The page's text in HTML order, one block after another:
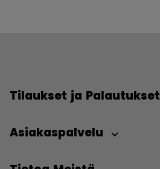
Tilaukset ja Palautukset
Asiakaspalvelu